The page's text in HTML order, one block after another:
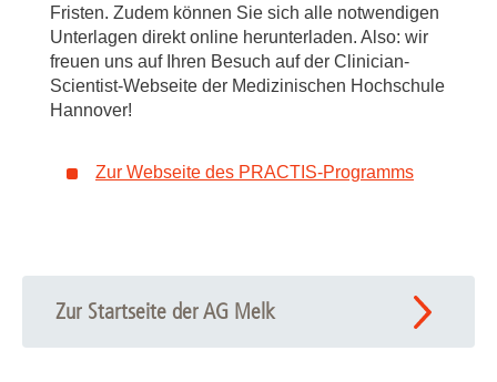
Fristen. Zudem können Sie sich alle notwendigen
Unterlagen direkt online herunterladen. Also: wir
freuen uns auf Ihren Besuch auf der Clinician-
Scientist-Webseite der Medizinischen Hochschule
Hannover!
Zur Webseite des PRACTIS-Programms
Zur Startseite der AG Melk